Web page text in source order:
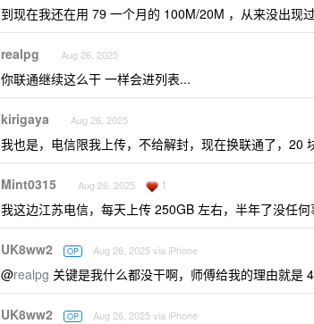
到现在我还在用 79 一个月的 100M/20M ，从来没出现
realpg Aug 26, 2025
你联通继续这么干 一样会进列表...
kirigaya Aug 26, 2025
我也是，电信限我上传，不给解封，现在换联通了，20
Mint0315 Aug 26, 2025 1
我这边江苏电信，每天上传 250GB 左右，半年了没任何
UK8ww2 OP Aug 26, 2025 via iPhone
@realpg 关键是我什么都没干啊，师傅给我的理由就是
UK8ww2 OP Aug 26, 2025 via iPhone